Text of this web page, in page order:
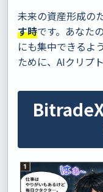
未来の資産形成の
す時です。あなた
にも集中できるよ
ために、AIクリプ